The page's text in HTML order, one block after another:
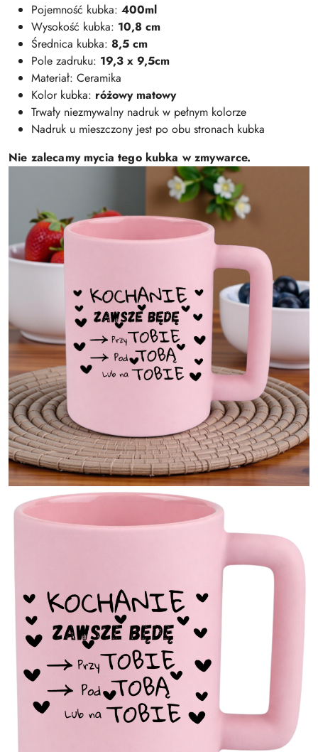
Pojemność kubka: 400ml
Wysokość kubka: 10,8 cm
Średnica kubka: 8,5 cm
Pole zadruku: 19,3 x 9,5cm
Materiał: Ceramika
Kolor kubka: różowy matowy
Trwały niezmywalny nadruk w pełnym kolorze
Nadruk u mieszczony jest po obu stronach kubka
Nie zalecamy mycia tego kubka w zmywarce.